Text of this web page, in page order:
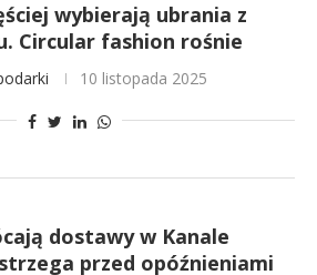
wybierają ubrania z
Circular fashion rośnie
10 listopada 2025
dostawy w Kanale
przed opóźnieniami